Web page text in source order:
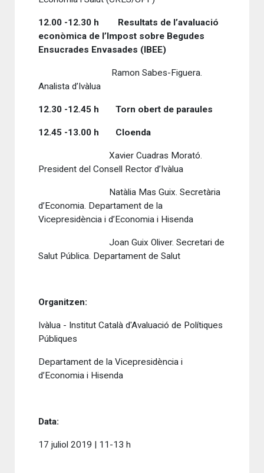
12.00 -12.30 h Resultats de l’avaluació
econòmica de l’Impost sobre Begudes
Ensucrades Envasades (IBEE)
Ramon Sabes-Figuera.
Analista d’Ivàlua
12.30 -12.45 h Torn obert de paraules
12.45 -13.00 h Cloenda
Xavier Cuadras Morató.
President del Consell Rector d’Ivàlua
Natàlia Mas Guix. Secretària
d’Economia. Departament de la
Vicepresidència i d’Economia i Hisenda
Joan Guix Oliver. Secretari de
Salut Pública. Departament de Salut
Organitzen:
Ivàlua - Institut Català d'Avaluació de Polítiques
Públiques
Departament de la Vicepresidència i
d’Economia i Hisenda
Data:
17 juliol 2019 | 11-13 h